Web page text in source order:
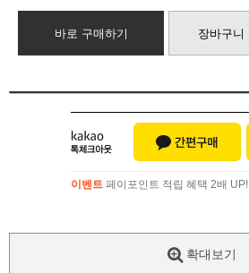
바로 구매하기 장바구니
이벤트 페이포인트 적립 혜택 2배 UP!
확대보기